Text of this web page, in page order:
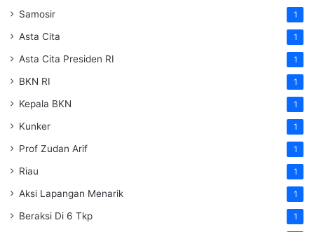
Samosir 1
Asta Cita 1
Asta Cita Presiden RI 1
BKN RI 1
Kepala BKN 1
Kunker 1
Prof Zudan Arif 1
Riau 1
Aksi Lapangan Menarik 1
Beraksi Di 6 Tkp 1